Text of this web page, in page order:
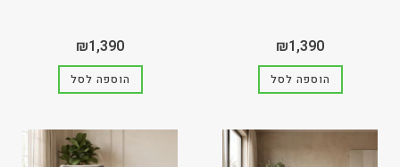
₪1,390
הוספה לסל
₪1,390
הוספה לסל